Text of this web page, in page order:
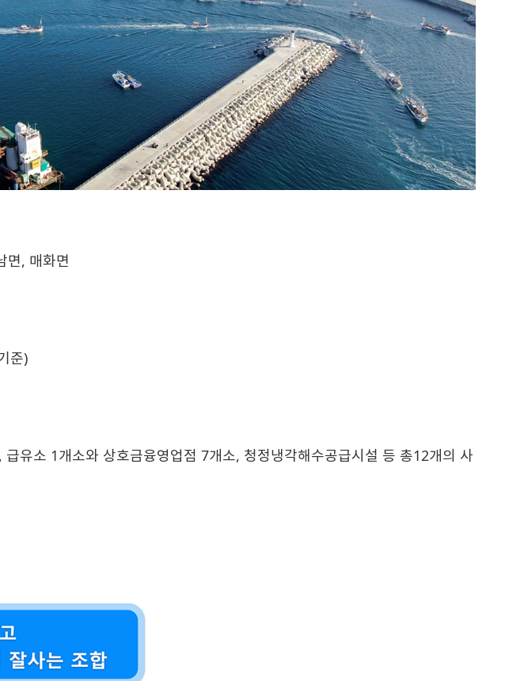
면, 매화면
준)
유소 1개소와 상호금융영업점 7개소, 청정냉각해수공급시설 등 총12개의 사